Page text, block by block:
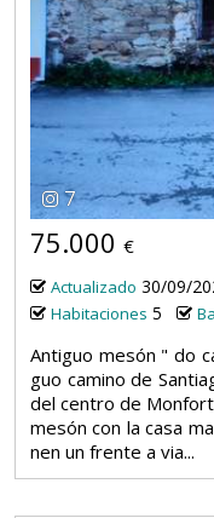
7
75.000 €
Actualizado 30/09/
Habitaciones 5
Antiguo mesón " do
guo camino de
del centro de
mesón con la casa
nen un frente a via...